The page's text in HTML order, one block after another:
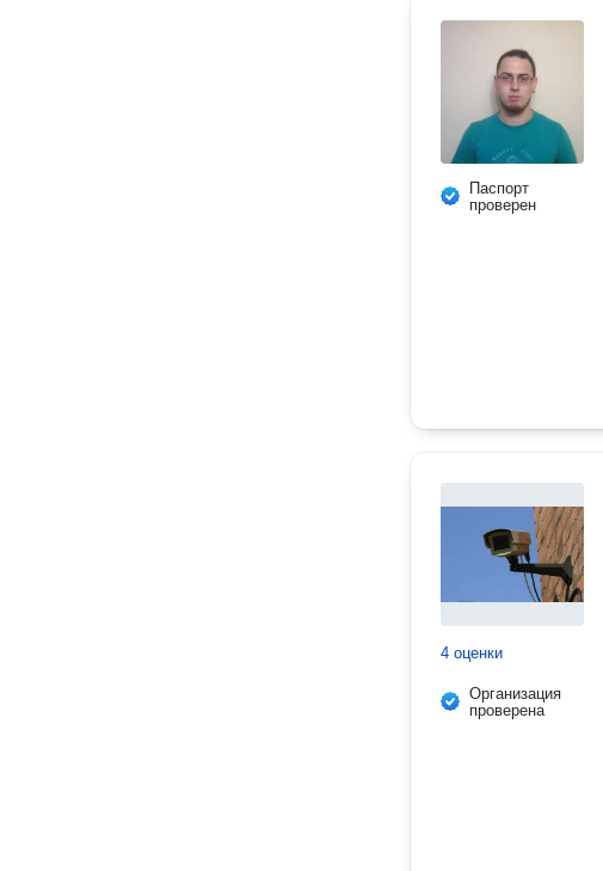
Паспорт
проверен
4 оценки
Организация
проверена